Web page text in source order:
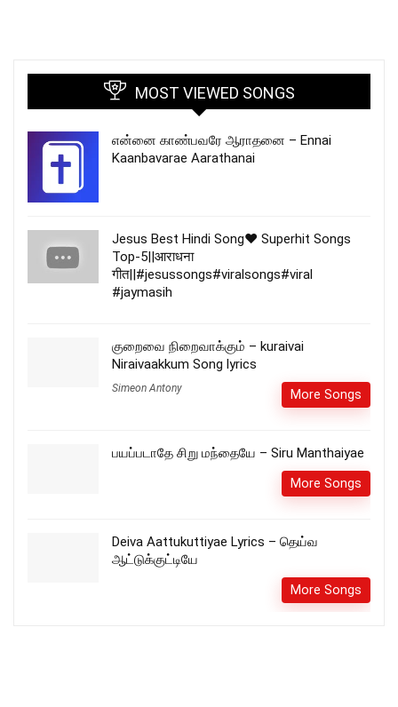
MOST VIEWED SONGS
என்னை காண்பவரே ஆராதனை – Ennai
Kaanbavarae Aarathanai
Jesus Best Hindi Song❤️ Superhit Songs
Top-5||आराधना
गीत||#jesussongs#viralsongs#viral
#jaymasih
குறைவை நிறைவாக்கும் – kuraivai
Niraivaakkum Song lyrics
Simeon Antony More Songs
பயப்படாதே சிறு மந்தையே – Siru Manthaiyae
More Songs
Deiva Aattukuttiyae Lyrics – தெய்வ
ஆட்டுக்குட்டியே
More Songs